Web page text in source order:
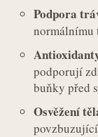
Podpora
normálnímu
podporují
buňky před
Osvěžení